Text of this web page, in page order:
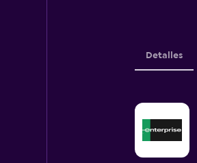
Detalles